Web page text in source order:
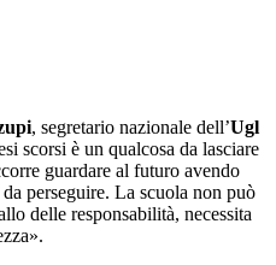
, segretario nazionale dell’Ugl
scorsi è un qualcosa da lasciare
guardare al futuro avendo
perseguire. La scuola non può
delle responsabilità, necessita